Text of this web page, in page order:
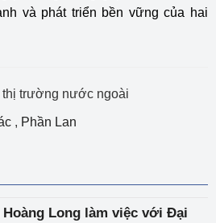
và phát triển bền vững của hai
thị trường nước ngoài
, Phần Lan
Long làm việc với Đại